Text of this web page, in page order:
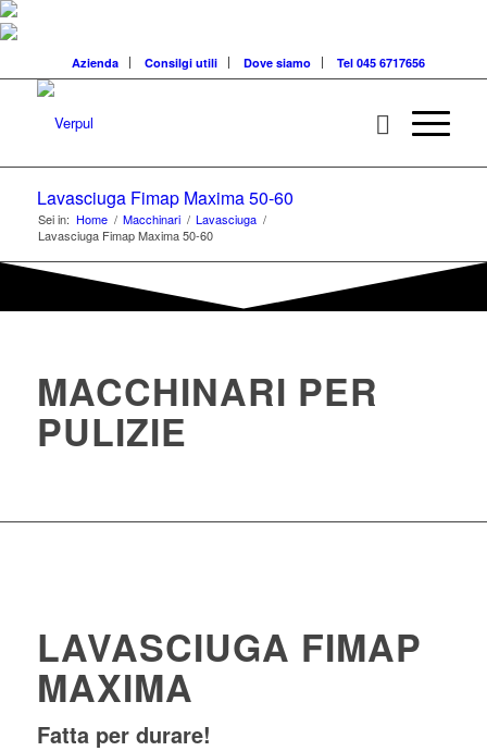
Azienda Consilgi utili Dove siamo Tel 045 6717656
Lavasciuga Fimap Maxima 50-60
Sei in: Home / Macchinari / Lavasciuga /
Lavasciuga Fimap Maxima 50-60
MACCHINARI PER
PULIZIE
LAVASCIUGA FIMAP
MAXIMA
Fatta per durare!